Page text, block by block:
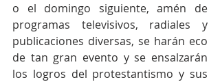
o el domingo siguiente, amén de
programas televisivos, radiales y
publicaciones diversas, se harán eco
de tan gran evento y se ensalzarán
los logros del protestantismo y sus